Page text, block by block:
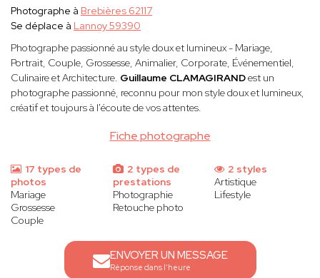
Fiche photographe
Photographe à Brebières 62117
Se déplace à Lannoy 59390
Photographe passionné au style doux et lumineux - Mariage,
Portrait, Couple, Grossesse, Animalier, Corporate, Événementiel,
Culinaire et Architecture. Guillaume CLAMAGIRANDest un
photographe passionné, reconnu pour mon style doux et lumineux,
créatif et toujours à l'écoute de vos attentes.
17 types de
photos
Mariage
Grossesse
Couple
2 types de
prestations
Photographie
Retouche photo
2 styles
Artistique
Lifestyle
ENVOYER UN MESSAGE
Réponse dans l'heure